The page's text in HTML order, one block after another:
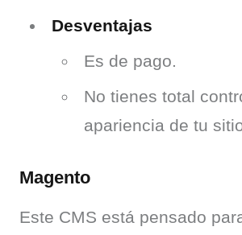
Desventajas
Es de pago.
No tienes total
apariencia de tu
Magento
Este CMS está pensado